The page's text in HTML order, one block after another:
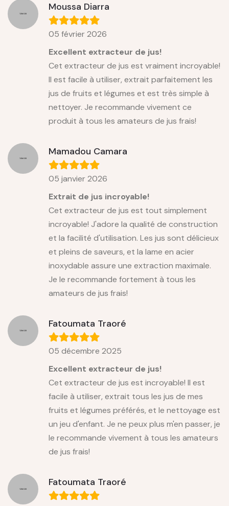
Moussa Diarra
05 février 2026
Excellent extracteur de jus!
Cet extracteur de jus est vraiment incroyable!
Il est facile à utiliser, extrait parfaitement les
jus de fruits et légumes et est très simple à
nettoyer. Je recommande vivement ce
produit à tous les amateurs de jus frais!
Mamadou Camara
05 janvier 2026
Extrait de jus incroyable!
Cet extracteur de jus est tout simplement
incroyable! J'adore la qualité de construction
et la facilité d'utilisation. Les jus sont délicieux
et pleins de saveurs, et la lame en acier
inoxydable assure une extraction maximale.
Je le recommande fortement à tous les
amateurs de jus frais!
Fatoumata Traoré
05 décembre 2025
Excellent extracteur de jus!
Cet extracteur de jus est incroyable! Il est
facile à utiliser, extrait tous les jus de mes
fruits et légumes préférés, et le nettoyage est
un jeu d'enfant. Je ne peux plus m'en passer, je
le recommande vivement à tous les amateurs
de jus frais!
Fatoumata Traoré